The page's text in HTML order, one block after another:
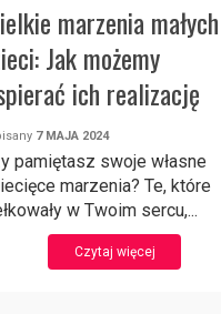
marzenia małych
Jak możemy
ich realizację
7 MAJA 2024
pamiętasz swoje własne
marzenia? Te, które
w Twoim sercu,...
Czytaj więcej